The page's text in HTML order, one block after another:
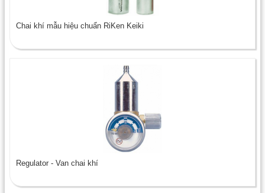
Chai khí mẫu hiệu chuẩn RiKen Keiki
Regulator - Van chai khí